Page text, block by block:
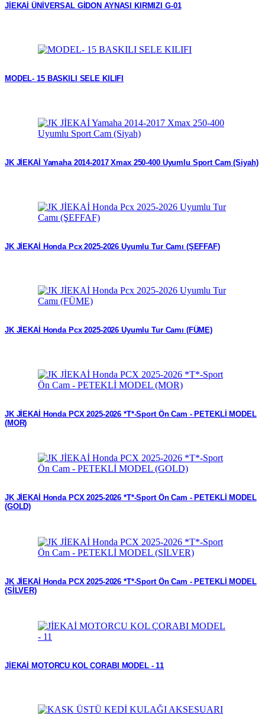
JİEKAİ ÜNİVERSAL GİDON AYNASI KIRMIZI G-01
MODEL- 15 BASKILI SELE KILIFI
JK JİEKAİ Yamaha 2014-2017 Xmax 250-400 Uyumlu Sport Cam (Siyah)
JK JİEKAİ Honda Pcx 2025-2026 Uyumlu Tur Camı (ŞEFFAF)
JK JİEKAİ Honda Pcx 2025-2026 Uyumlu Tur Camı (FÜME)
JK JİEKAİ Honda PCX 2025-2026 *T*-Sport Ön Cam - PETEKLİ MODEL
(MOR)
JK JİEKAİ Honda PCX 2025-2026 *T*-Sport Ön Cam - PETEKLİ MODEL
(GOLD)
JK JİEKAİ Honda PCX 2025-2026 *T*-Sport Ön Cam - PETEKLİ MODEL
(SİLVER)
JİEKAİ MOTORCU KOL ÇORABI MODEL - 11